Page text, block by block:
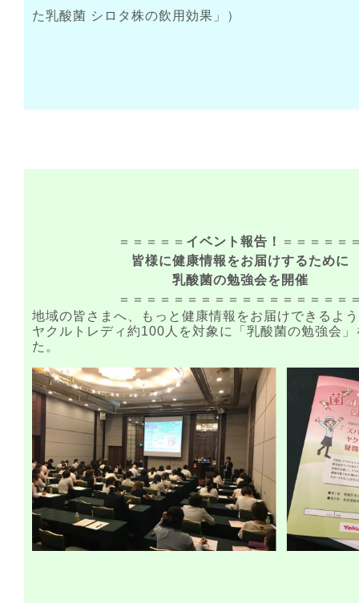
た乳酸菌 シロタ株の飲用効果」
）
＝＝＝＝＝ イベント報告！
＝＝＝＝＝
皆様に健康情報をお届けするために
乳酸菌の勉強会を開催
＝＝＝＝＝＝＝＝＝＝＝＝＝＝＝＝＝
地域の皆さまへ、もっと健康情報をお届けできるよ
ヤクルトレディ約100人を対象に「乳酸菌の勉強会
た。